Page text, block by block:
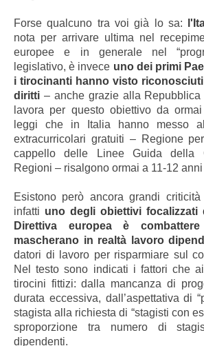
Forse qualcuno tra voi già lo sa:
nota per arrivare ultima nel
europee e in generale nel
legislativo, è invece uno dei primi
i tirocinanti hanno visto
diritti – anche grazie alla
lavora per questo obiettivo da
leggi che in Italia hanno messo
extracurricolari gratuiti – Regione
cappello delle Linee Guida della
Regioni – risalgono ormai a 11-12 anni
Esistono però ancora grandi
infatti uno degli obiettivi focalizzati
Direttiva europea è
mascherano in realtà lavoro
datori di lavoro per risparmiare sul
Nel testo sono indicati i fattori che
tirocini fittizi: dalla mancanza di
durata eccessiva, dall’aspettativa di
stagista alla richiesta di “stagisti con
sproporzione tra numero di
dipendenti.